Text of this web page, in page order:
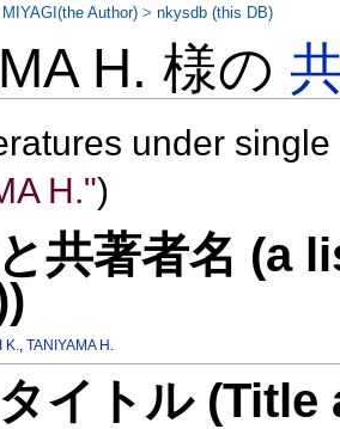
H. 様の
under
H.")
共著者名 (a
K.,TANIYAMA H.
イトル
MIYAGI(the Author) >nkysdb (this DB)